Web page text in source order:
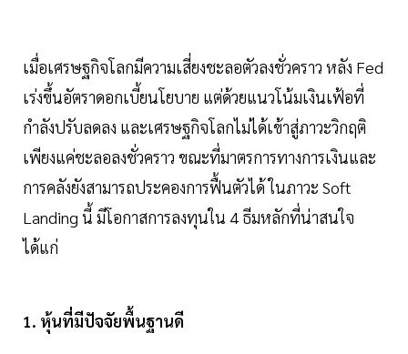
เมื่อเศรษฐกิจโลกมีความเสี่ยงชะลอตัวลงชั่วคราว หลัง Fed
เร่งขึ้นอัตราดอกเบี้ยนโยบาย แต่ด้วยแนวโน้มเงินเฟ้อที่
กำลังปรับลดลง และเศรษฐกิจโลกไม่ได้เข้าสู่ภาวะวิกฤติ
เพียงแค่ชะลอลงชั่วคราว ขณะที่มาตรการทางการเงินและ
การคลังยังสามารถประคองการฟื้นตัวได้ ในภาวะ Soft
Landing นี้ มีโอกาสการลงทุนใน 4 ธีมหลักที่น่าสนใจ
ได้แก่
1. หุ้นที่มีปัจจัยพื้นฐานดี